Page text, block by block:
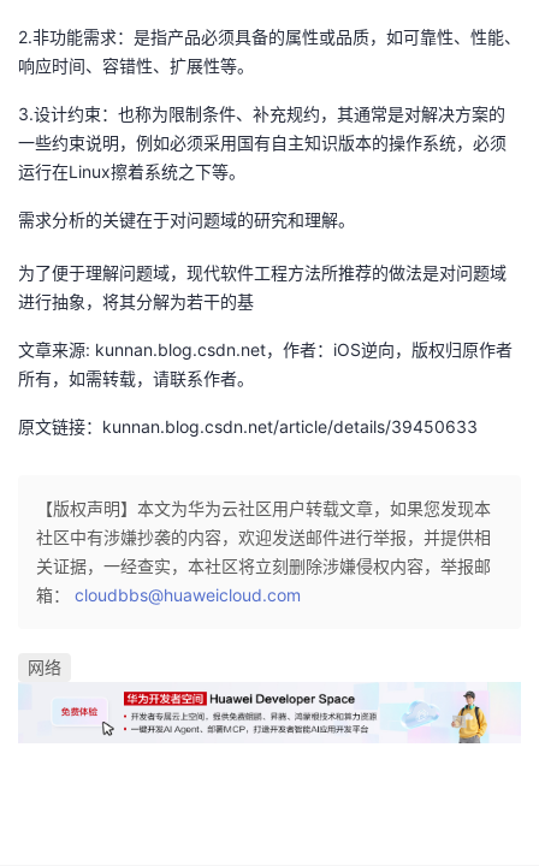
我
的
课
程
我
的
认
证
我
的
实
我
的
藏
的
术
支
持
我
云
声
建
2.非功能需求：是指产品必须具备的属性或品质，如可靠性、性能、
响应时间、容错性、扩展性等。
3.设计约束：也称为限制条件、补充规约，其通常是对解决方案的
一些约束说明，例如必须采用国有自主知识版本的操作系统，必须
运行在Linux擦着系统之下等。
需求分析的关键在于对问题域的研究和理解。
为了便于理解问题域，现代软件工程方法所推荐的做法是对问题域
进行抽象，将其分解为若干的基
文章来源: kunnan.blog.csdn.net，作者：iOS逆向，版权归原作者
所有，如需转载，请联系作者。
原文链接：kunnan.blog.csdn.net/article/details/39450633
【版权声明】本文为华为云社区用户转载文章，如果您发现本
社区中有涉嫌抄袭的内容，欢迎发送邮件进行举报，并提供相
关证据，一经查实，本社区将立刻删除涉嫌侵权内容，举报邮
箱： cloudbbs@huaweicloud.com
网络